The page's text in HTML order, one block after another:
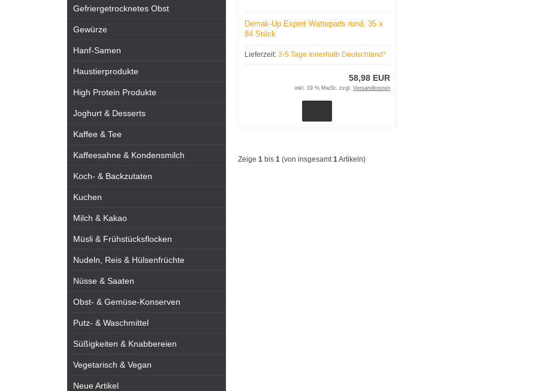
Demak-Up Expert Wattepads rund, 35 x
84 Stück
Lieferzeit: 3-5 Tage innerhalb Deutschland*
58,98 EUR
inkl. 19 % MwSt. zzgl. Versandkosten
Zeige 1 bis 1 (von insgesamt 1 Artikeln)
Gefriergetrocknetes Obst
Gewürze
Hanf-Samen
Haustierprodukte
High Protein Produkte
Joghurt & Desserts
Kaffee & Tee
Kaffeesahne & Kondensmilch
Koch- & Backzutaten
Kuchen
Milch & Kakao
Müsli & Frühstücksflocken
Nudeln, Reis & Hülsenfrüchte
Nüsse & Saaten
Obst- & Gemüse-Konserven
Putz- & Waschmittel
Süßigkeiten & Knabbereien
Vegetarisch & Vegan
Neue Artikel